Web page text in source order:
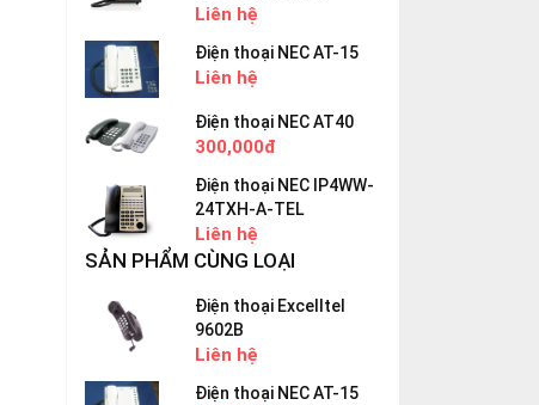
Liên hệ
Điện thoại NEC AT-15
Liên hệ
Điện thoại NEC AT40
300,000đ
Điện thoại NEC IP4WW-
24TXH-A-TEL
Liên hệ
SẢN PHẨM CÙNG LOẠI
Điện thoại Excelltel
9602B
Liên hệ
Điện thoại NEC AT-15